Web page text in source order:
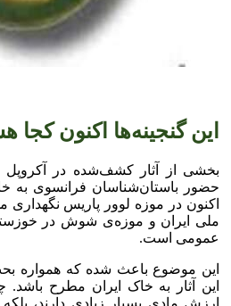
این گنجینه‌ها اکنون کجا
بخشی از آثار کشف‌شده در
حضور باستان‌شناسان فرانسوی به
اکنون در موزه لوور پاریس
ملی ایران و موزه‌ی شوش در
عمومی است.
این موضوع باعث شده که همواره
این آثار به خاک ایران مطرح باشد.
ارزش مادی بسیار زیادی دارند،